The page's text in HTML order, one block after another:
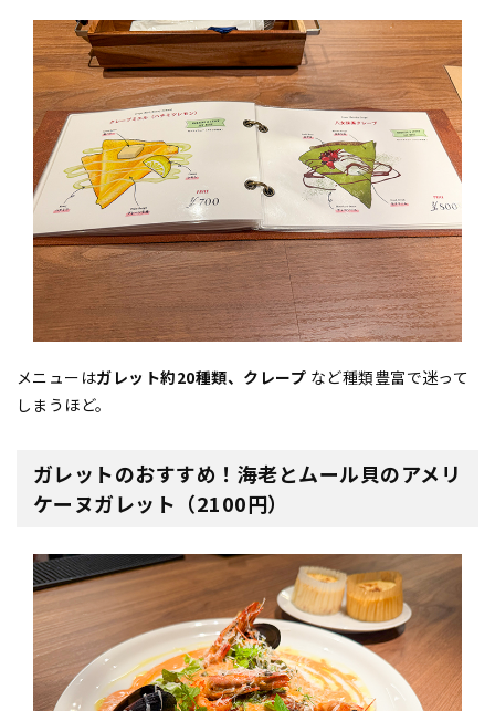
メニューはガレット約20種類、 クレープ など種類豊富で迷って
しまうほど。
ガレットのおすすめ！海老とムール貝のアメリ
ケーヌガレット（2100円）